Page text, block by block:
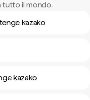
tutto il mondo.
kazako
kazako